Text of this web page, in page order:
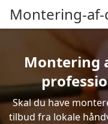
Montering-
Montering
Skal du have
tilbud fra lokale